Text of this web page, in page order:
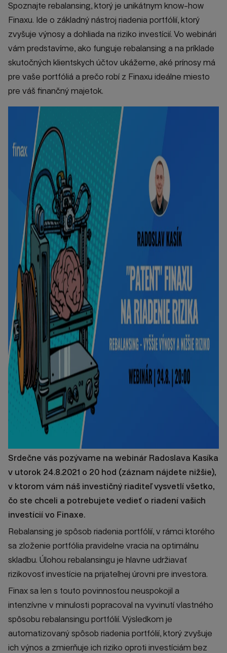
Spoznajte rebalansing, ktorý je unikátnym know-how
Finaxu. Ide o základný nástroj riadenia portfólií, ktorý
zvyšuje výnosy a dohliada na riziko investícií. Vo webinári
vám predstavíme, ako funguje rebalansing a na príklade
skutočných klientskych účtov ukážeme, aké prínosy má
pre vaše portfóliá a prečo robí z Finaxu ideálne miesto
pre váš finančný majetok.
Srdečne vás pozývame na webinár Radoslava Kasíka
v utorok 24.8.2021 o 20 hod (záznam nájdete nižšie),
v ktorom vám náš investičný riaditeľ vysvetlí všetko,
čo ste chceli a potrebujete vedieť o riadení vašich
investícií vo Finaxe.
Rebalansing je spôsob riadenia portfólií, v rámci ktorého
sa zloženie portfólia pravidelne vracia na optimálnu
skladbu. Úlohou rebalansingu je hlavne udržiavať
rizikovosť investície na prijateľnej úrovni pre investora.
Finax sa len s touto povinnosťou neuspokojil a
intenzívne v minulosti popracoval na vyvinutí vlastného
spôsobu rebalansingu portfólií. Výsledkom je
automatizovaný spôsob riadenia portfólií, ktorý zvyšuje
ich výnos a zmierňuje ich riziko oproti investíciám bez